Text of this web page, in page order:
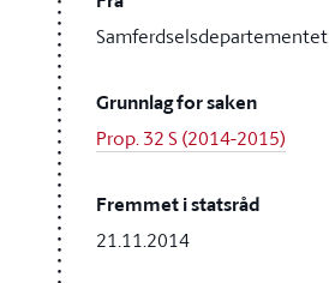
Samferdselsdepartementet
Grunnlag for saken
Prop. 32 S (2014-2015)
Fremmet i statsråd
21.11.2014